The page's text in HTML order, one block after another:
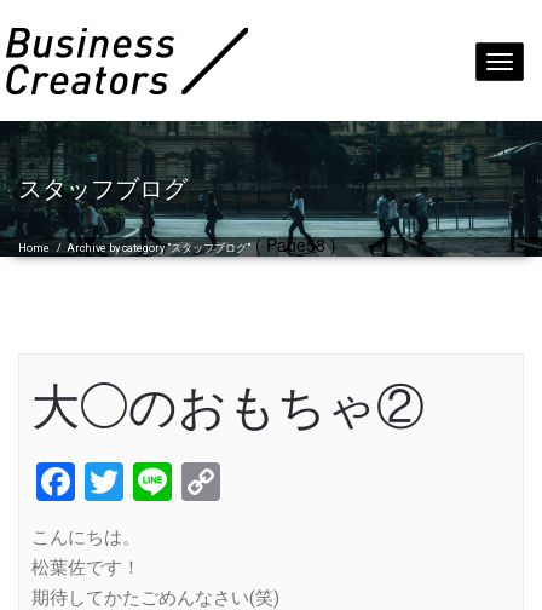
スタッフブログ
Home /Archive by category "スタッフブログ"( Page58 )
大◯のおもちゃ②
Facebook
Twitter
Line
こんにちは。
松葉佐です！
期待してかたごめんなさい(笑)